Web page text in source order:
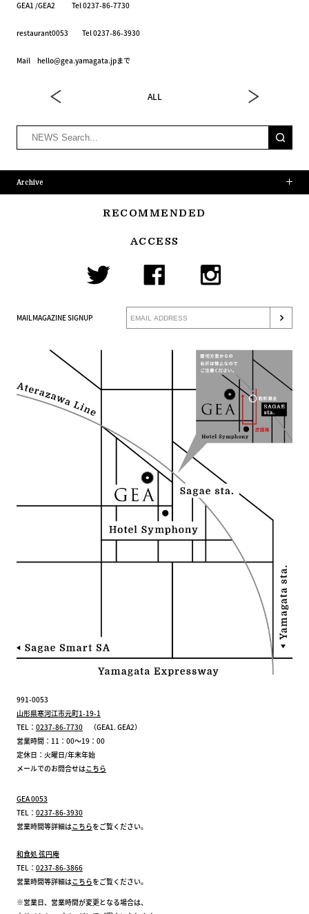
GEA1 /GEA2 Tel 0237-86-7730
restaurant0053 Tel 0237-86-3930
Mail hello@gea.yamagata.jpまで
ALL
Archive
RECOMMENDED
ACCESS
MAILMAGAZINE SIGNUP
991-0053
山形県寒河江市元町1-19-1
TEL： 0237-86-7730（GEA1. GEA2）
営業時間：11：00～19：00
定休日：火曜日/年末年始
メールでのお問合せはこちら
GEA 0053
TEL： 0237-86-3930
営業時間等詳細はこちらをご覧ください。
和食処 弦円庵
TEL： 0237-86-3866
営業時間等詳細はこちらをご覧ください。
※営業日、営業時間が変更となる場合は、